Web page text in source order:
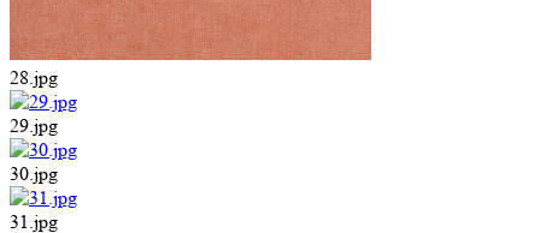
28.jpg
29.jpg
30.jpg
31.jpg